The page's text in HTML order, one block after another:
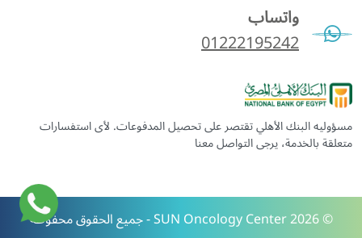
واتساب
01222195242
مسؤوليه البنك الأهلي تقتصر على تحصيل المدفوعات. لأى استفسارات
متعلقة بالخدمة، يرجى التواصل معنا
©2026 SUN Oncology Center - جميع الحقوق محفوظة